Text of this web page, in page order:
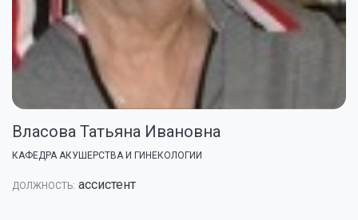
Власова Татьяна Ивановна
КАФЕДРА АКУШЕРСТВА И ГИНЕКОЛОГИИ
ДОЛЖНОСТЬ: ассистент